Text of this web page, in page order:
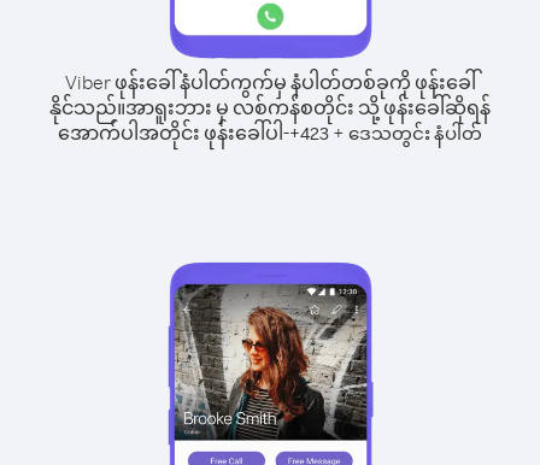
Viber ဖုန်းခေါ်နံပါတ်ကွက်မှ နံပါတ်တစ်ခုကို ဖုန်းခေါ်
နိုင်သည်။အာရူးဘား မှ လစ်ကန်စတိုင်း သို့ ဖုန်းခေါ်ဆိုရန်
အောက်ပါအတိုင်း ဖုန်းခေါ်ပါ-+423+ ဒေသတွင်း နံပါတ်